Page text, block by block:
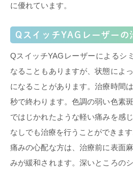
に優れています。
QスイッチYAGレーザーの
QスイッチYAGレーザーによるシ
なることもありますが、状態によ
になることがあります。治療時間
秒で終わります。色調の弱い色素
ではじかれたような軽い痛みを感
なしでも治療を行うことができます
痛みの心配な方は、治療前に表面
みが緩和されます。深いところの